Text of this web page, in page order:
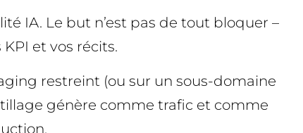
IA. Le but n’est pas de tout bloquer –
et vos récits.
restreint (ou sur un sous-domaine
génère comme trafic et comme